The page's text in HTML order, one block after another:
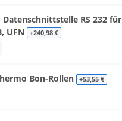
Datenschnittstelle RS 232 für
UFN
+240,98 €
Bon-Rollen
+53,55 €